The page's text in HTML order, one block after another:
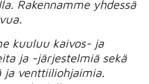
Rakennamme yhdessä
kuuluu kaivos- ja
ja -järjestelmiä sekä
venttiiliohjaimia.